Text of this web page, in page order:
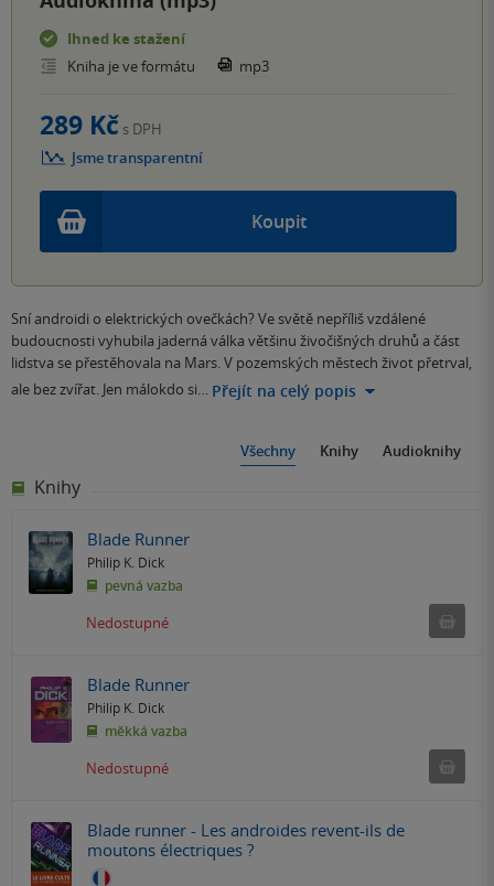
Ihned ke stažení
Kniha je ve formátu
mp3
Koupit
289 Kč s DPH
Jsme transparentní
Sní androidi o elektrických ovečkách? Ve světě nepříliš vzdálené
budoucnosti vyhubila jaderná válka většinu živočišných druhů a část
lidstva se přestěhovala na Mars. V pozemských městech život přetrval,
ale bez zvířat. Jen málokdo si… Přejít na celý popis
Všechny Knihy Audioknihy
Knihy
Blade Runner
Philip K. Dick
pevná vazba
Nedostupné
Blade Runner
Philip K. Dick
měkká vazba
Nedostupné
Blade runner - Les androides revent-ils de
moutons électriques ?